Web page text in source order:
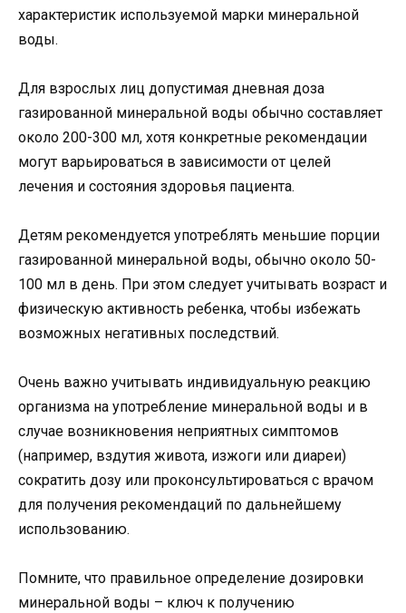
характеристик используемой марки минеральной
воды.
Для взрослых лиц допустимая дневная доза
газированной минеральной воды обычно составляет
около 200-300 мл, хотя конкретные рекомендации
могут варьироваться в зависимости от целей
лечения и состояния здоровья пациента.
Детям рекомендуется употреблять меньшие порции
газированной минеральной воды, обычно около 50-
100 мл в день. При этом следует учитывать возраст и
физическую активность ребенка, чтобы избежать
возможных негативных последствий.
Очень важно учитывать индивидуальную реакцию
организма на употребление минеральной воды и в
случае возникновения неприятных симптомов
(например, вздутия живота, изжоги или диареи)
сократить дозу или проконсультироваться с врачом
для получения рекомендаций по дальнейшему
использованию.
Помните, что правильное определение дозировки
минеральной воды – ключ к получению